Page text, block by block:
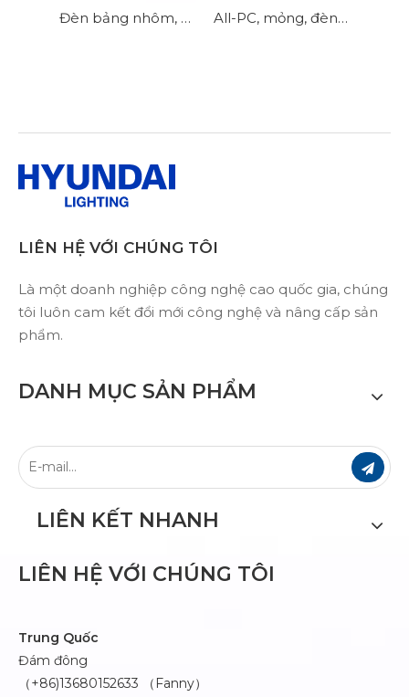
Đèn bảng nhôm, nhiều kích cỡ có thể lựa chọn, tiết kiệm và thiết thực All-PC, mỏng, đèn chiếu sáng độ sáng cao
LIÊN HỆ VỚI CHÚNG TÔI
Là một doanh nghiệp công nghệ cao quốc gia, chúng
tôi luôn cam kết đổi mới công nghệ và nâng cấp sản
phẩm.
DANH MỤC SẢN PHẨM
LIÊN KẾT NHANH
LIÊN HỆ VỚI CHÚNG TÔI
Trung Quốc
Đám đông
（+86)13680152633 （Fanny）